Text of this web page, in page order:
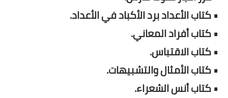
• كتاب الأعداد برد الأكباد في الأعداد.
• كتاب أفراد المعاني.
• كتاب الاقتباس.
• كتاب الأمثال والتشبيهات.
• كتاب أنس الشعراء.